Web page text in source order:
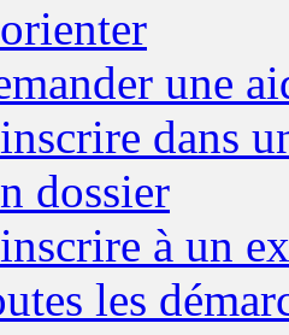
une
dans
dossier
à un
les